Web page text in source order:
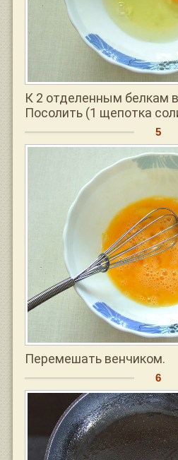
К 2 отделенным белкам
Посолить (1 щепотка
Перемешать венчиком.